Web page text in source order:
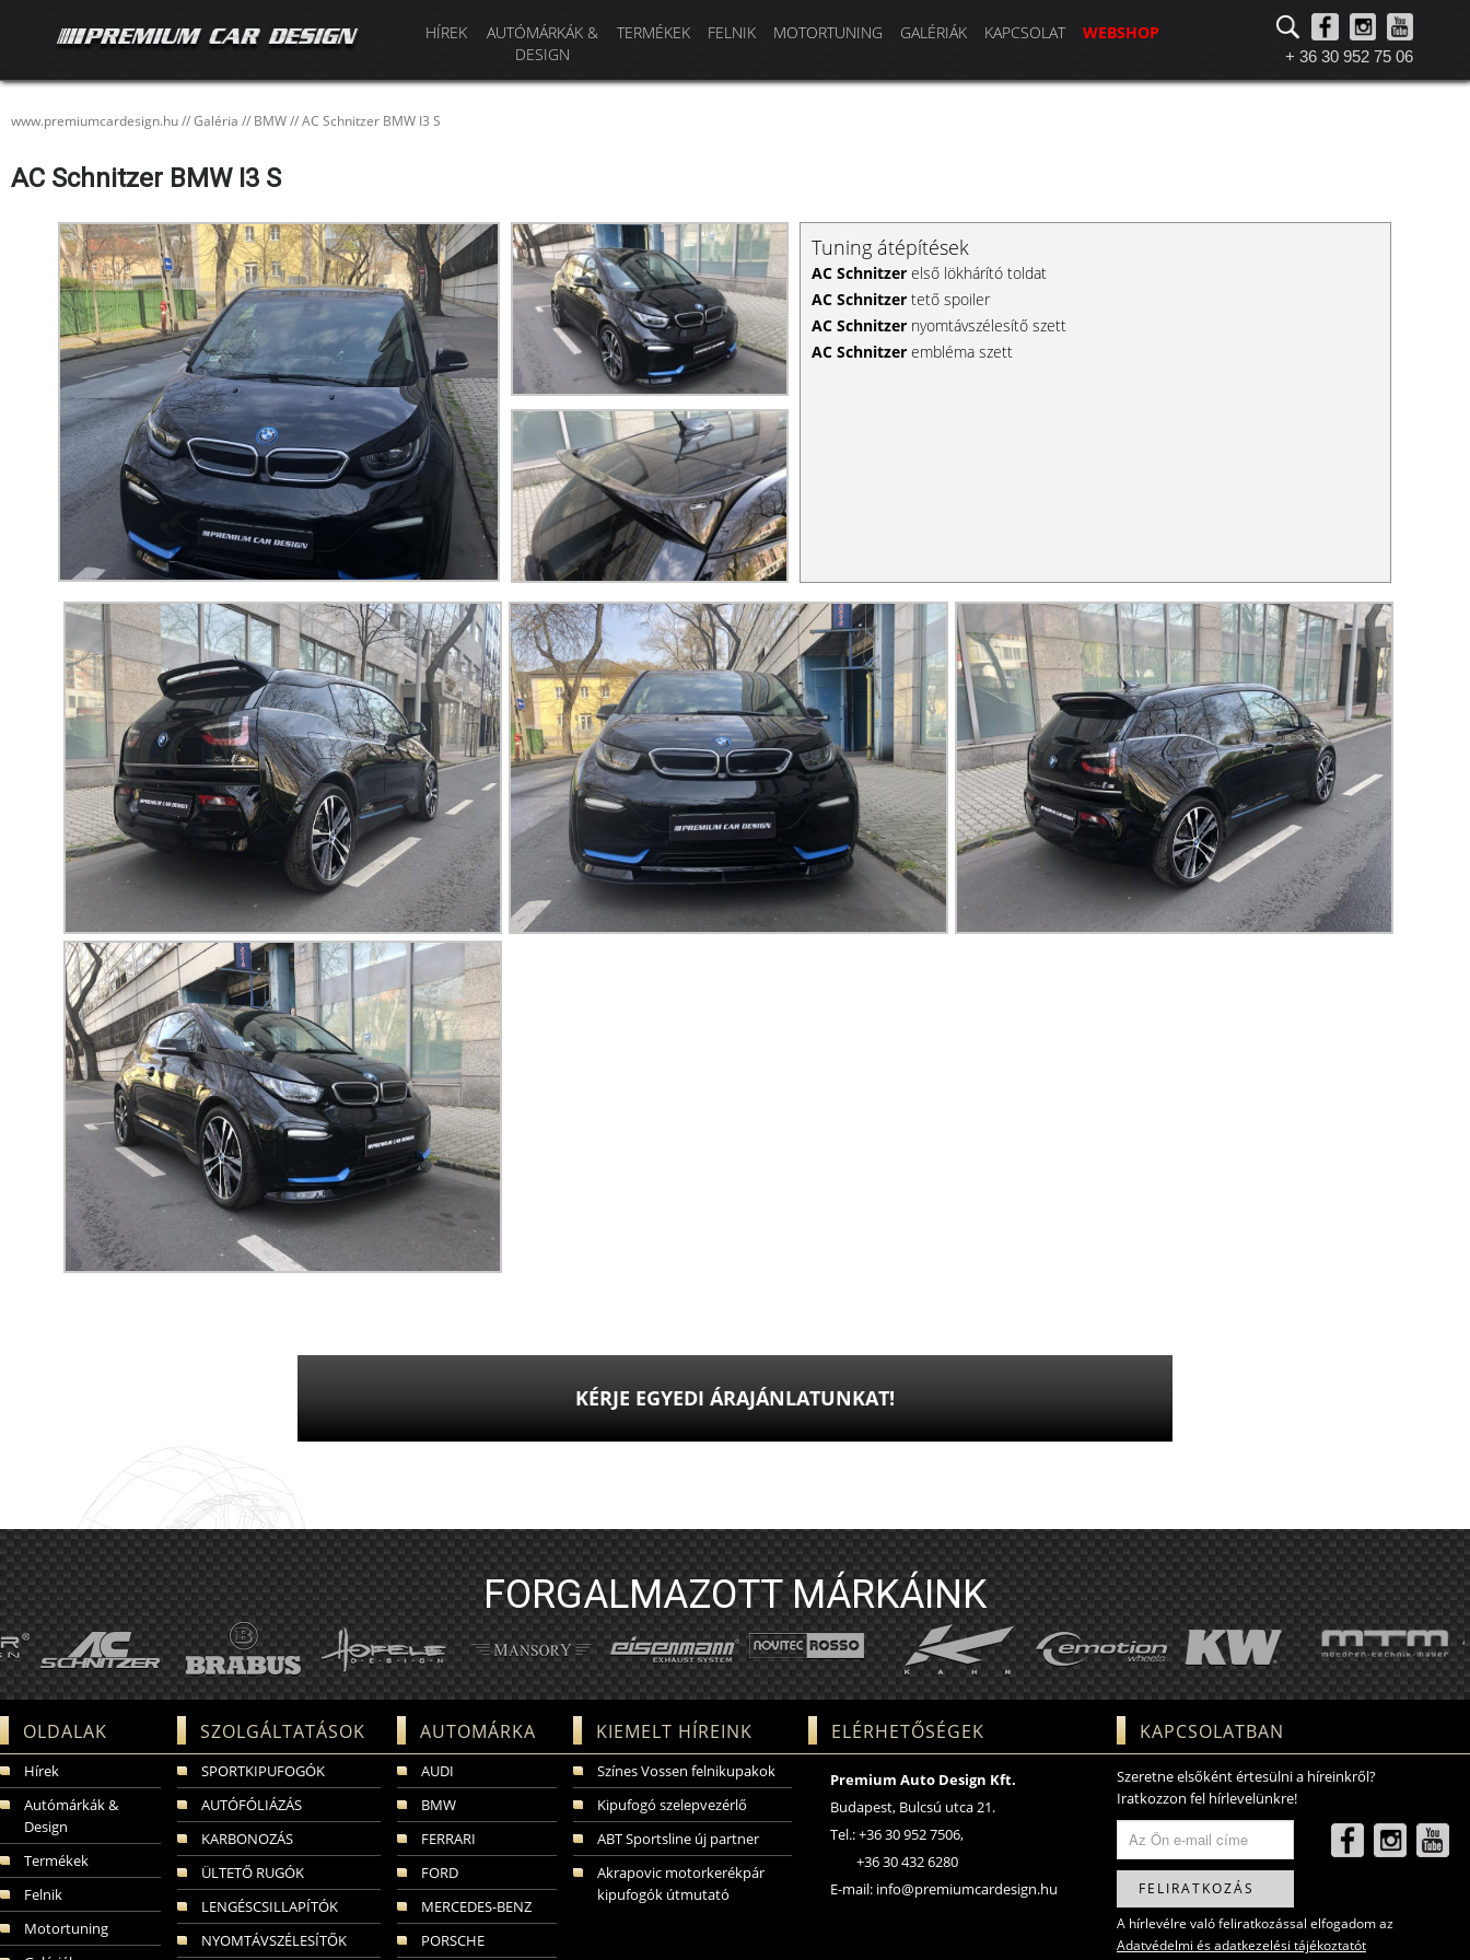
HÍREK
AUTÓMÁRKÁK &
DESIGN
TERMÉKEK FELNIK MOTORTUNING GALÉRIÁK KAPCSOLAT WEBSHOP
+ 36 30 952 75 06
www.premiumcardesign.hu//Galéria // BMW//AC Schnitzer BMW I3 S
AC Schnitzer BMW I3 S
Tuning átépítések
AC Schnitzer első lökhárító toldat
AC Schnitzer tető spoiler
AC Schnitzer nyomtávszélesítő szett
AC Schnitzer embléma szett
KÉRJE EGYEDI ÁRAJÁNLATUNKAT!
FORGALMAZOTT MÁRKÁINK
OLDALAK SZOLGÁLTATÁSOK AUTOMÁRKA KIEMELT HÍREINK ELÉRHETŐSÉGEK KAPCSOLATBAN
Hírek
Autómárkák &
Design
Termékek
Felnik
Motortuning
SPORTKIPUFOGÓK
AUTÓFÓLIÁZÁS
KARBONOZÁS
ÜLTETŐ RUGÓK
LENGÉSCSILLAPÍTÓK
NYOMTÁVSZÉLESÍTŐK
AUDI
BMW
FERRARI
FORD
MERCEDES-BENZ
PORSCHE
Színes Vossen felnikupakok
Kipufogó szelepvezérlő
ABT Sportsline új partner
Akrapovic motorkerékpár
kipufogók útmutató
Premium Auto Design Kft.
Budapest, Bulcsú utca 21.
Tel.: +36 30 952 7506,
+36 30 432 6280
E-mail: info@premiumcardesign.hu
Szeretne elsőként értesülni a híreinkről?
Iratkozzon fel hírlevelünkre!
FELIRATKOZÁS
A hírlevélre való feliratkozással elfogadom az
Adatvédelmi és adatkezelési tájékoztatót